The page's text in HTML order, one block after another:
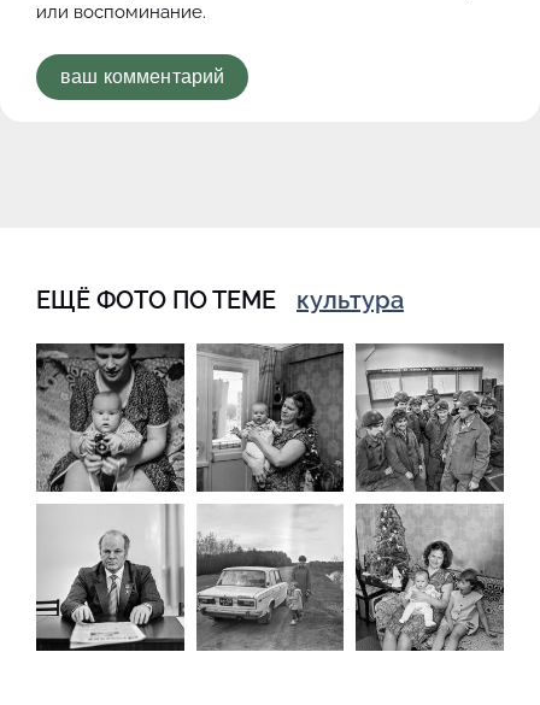
или воспоминание.
ваш комментарий
ЕЩЁ ФОТО ПО ТЕМЕ культура